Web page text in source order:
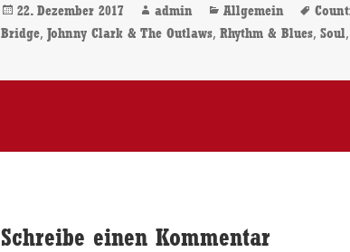
Veröffentlicht
am
22. Dezember 2017 Autor
admin Kategorien
Allgemein
Bridge,Johnny Clark & The Outlaws,Rhythm & Blues,Soul
Schreibe einen Kommentar